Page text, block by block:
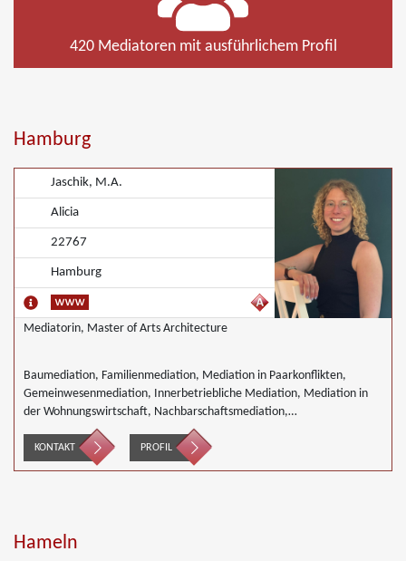
420 Mediatoren mit ausführlichem Profil
Hamburg
Jaschik, M.A.
Alicia
22767
Hamburg
Mediatorin, Master of Arts Architecture
Baumediation, Familienmediation, Mediation in Paarkonflikten,
Gemeinwesenmediation, Innerbetriebliche Mediation, Mediation in
der Wohnungswirtschaft, Nachbarschaftsmediation,
Wirtschaftsmediation
KONTAKT PROFIL
Hameln